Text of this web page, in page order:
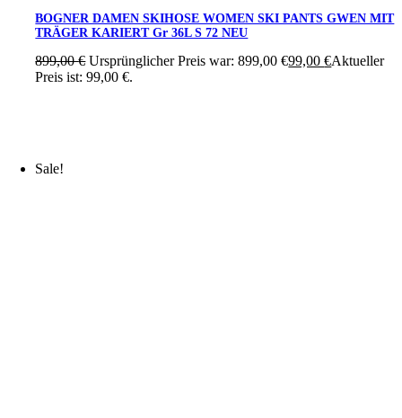
BOGNER DAMEN SKIHOSE WOMEN SKI PANTS GWEN MIT
TRÄGER KARIERT Gr 36L S 72 NEU
899,00€ Ursprünglicher Preis war: 899,00 €99,00€Aktueller
Preis ist: 99,00 €.
Sale!